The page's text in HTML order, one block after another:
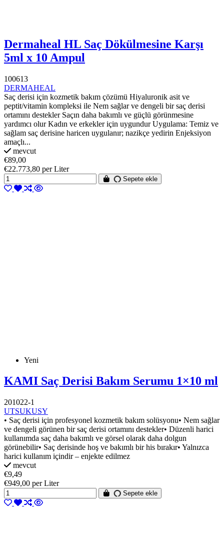
Dermaheal HL Saç Dökülmesine Karşı
5ml x 10 Ampul
100613
DERMAHEAL
Saç derisi için kozmetik bakım çözümü Hiyaluronik asit ve
peptit/vitamin kompleksi ile Nem sağlar ve dengeli bir saç derisi
ortamını destekler Saçın daha bakımlı ve güçlü görünmesine
yardımcı olur Kadın ve erkekler için uygundur Uygulama: Temiz ve
sağlam saç derisine haricen uygulanır; nazikçe yedirin Enjeksiyon
amaçlı...
mevcut
€89,00
€22.773,80 per Liter
Sepete ekle
Yeni
KAMI Saç Derisi Bakım Serumu 1×10 ml
201022-1
UTSUKUSY
• Saç derisi için profesyonel kozmetik bakım solüsyonu• Nem sağlar
ve dengeli görünen bir saç derisi ortamını destekler• Düzenli harici
kullanımda saç daha bakımlı ve görsel olarak daha dolgun
görünebilir• Saç derisinde hoş ve bakımlı bir his bırakır• Yalnızca
harici kullanım içindir – enjekte edilmez
mevcut
€9,49
€949,00 per Liter
Sepete ekle